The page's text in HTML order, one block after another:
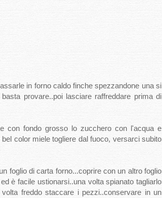
in forno caldo finche spezzandone una si
provare..poi lasciare raffreddare prima di
con fondo grosso lo zucchero con l'acqua e
color miele togliere dal fuoco, versarci subito
foglio di carta forno...coprire con un altro foglio
è facile ustionarsi..una volta spianato tagliarlo
freddo staccare i pezzi..conservare in un